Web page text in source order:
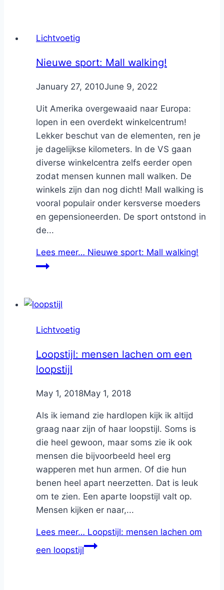
Lichtvoetig
Nieuwe sport: Mall walking!
ByNicole
January 27, 2010June 9, 2022
Uit Amerika overgewaaid naar Europa:
lopen in een overdekt winkelcentrum!
Lekker beschut van de elementen, ren je
je dagelijkse kilometers. In de VS gaan
diverse winkelcentra zelfs eerder open
zodat mensen kunnen mall walken. De
winkels zijn dan nog dicht! Mall walking is
vooral populair onder kersverse moeders
en gepensioneerden. De sport ontstond in
de...
Lees meer… Nieuwe sport: Mall walking!
Lichtvoetig
Loopstijl: mensen lachen om een
loopstijl
ByNicole
May 1, 2018May 1, 2018
Als ik iemand zie hardlopen kijk ik altijd
graag naar zijn of haar loopstijl. Soms is
die heel gewoon, maar soms zie ik ook
mensen die bijvoorbeeld heel erg
wapperen met hun armen. Of die hun
benen heel apart neerzetten. Dat is leuk
om te zien. Een aparte loopstijl valt op.
Mensen kijken er naar,...
Lees meer… Loopstijl: mensen lachen om
een loopstijl